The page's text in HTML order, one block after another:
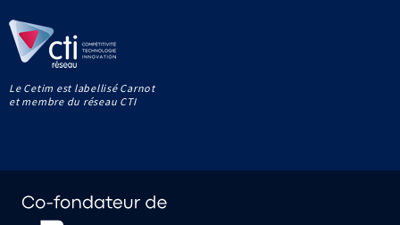
Le Cetim est labellisé Carnot
et membre du réseau CTI